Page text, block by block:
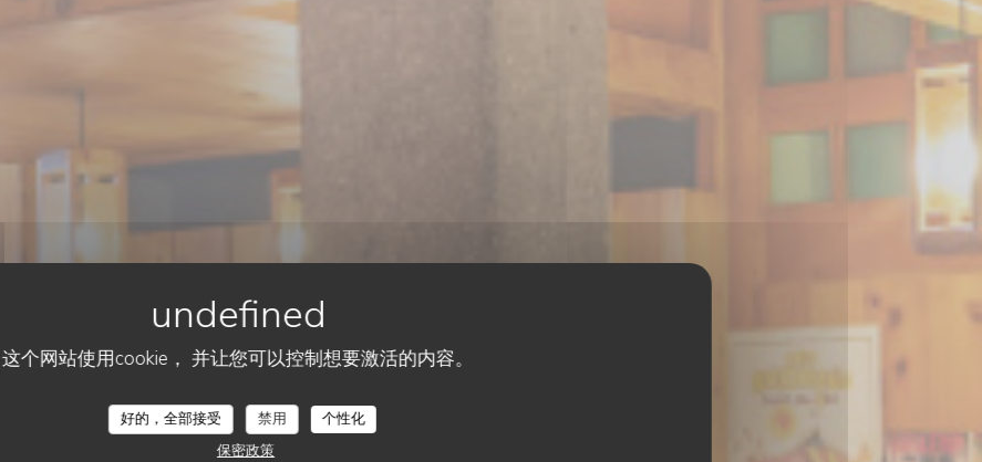
这个网站使用cookie， 并让您可以控制想要激活的内容。
好的，全部接受 禁用
个性化
保密政策
BISTRONOMIQUE• VAL-D'ISÈRE
La Charpenterie